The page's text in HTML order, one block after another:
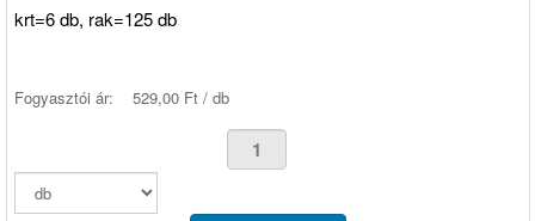
krt=6 db, rak=125 db
Fogyasztói ár: 529,00 Ft / db